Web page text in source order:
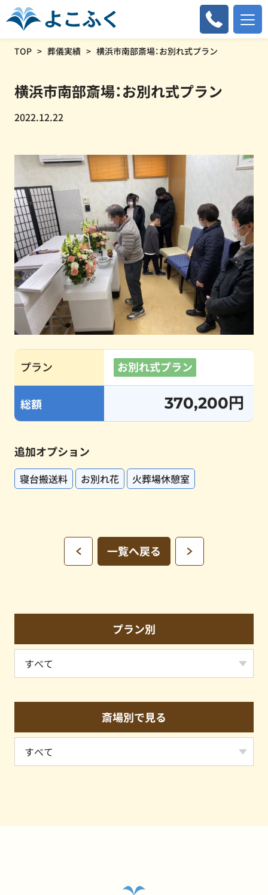
TOP 葬儀実績 横浜市南部斎場：お別れ式プラン
横浜市南部斎場：お別れ式プラン
2022.12.22
プラン お別れ式プラン
総額 370,200円
追加オプション
寝台搬送料 お別れ花 火葬場休憩室
一覧へ戻る
プラン別
斎場別で見る